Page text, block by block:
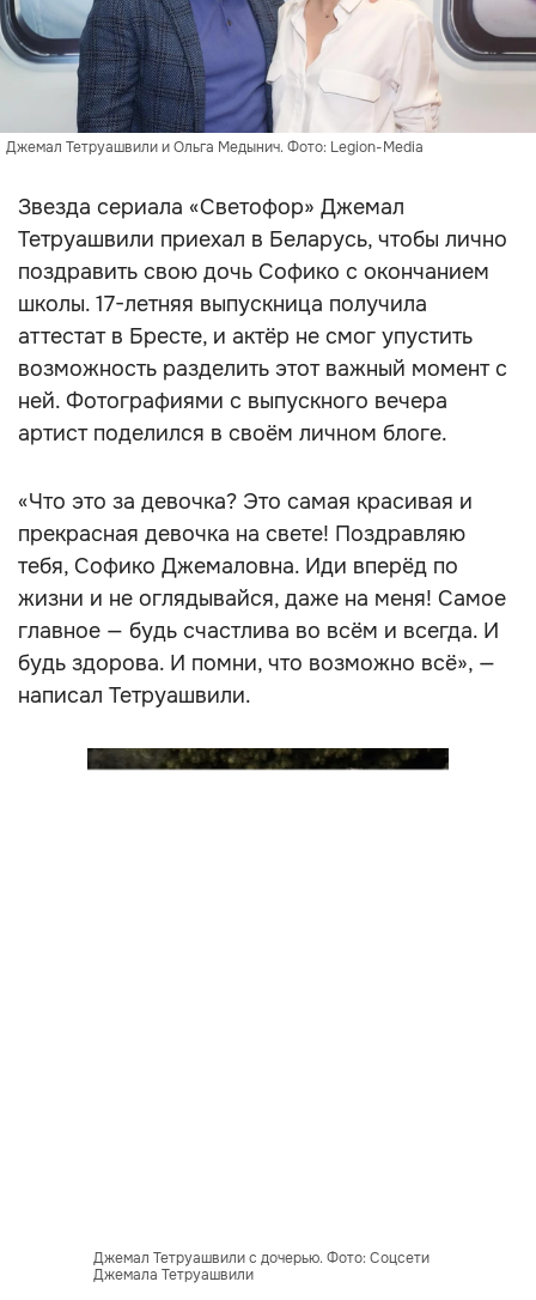
Джемал Тетруашвили и Ольга Медынич. Фото: Legion-Media
Звезда сериала «Светофор» Джемал
Тетруашвили приехал в Беларусь, чтобы лично
поздравить свою дочь Софико с окончанием
школы. 17-летняя выпускница получила
аттестат в Бресте, и актёр не смог упустить
возможность разделить этот важный момент с
ней. Фотографиями с выпускного вечера
артист поделился в своём личном блоге.
«Что это за девочка? Это самая красивая и
прекрасная девочка на свете! Поздравляю
тебя, Софико Джемаловна. Иди вперёд по
жизни и не оглядывайся, даже на меня! Самое
главное — будь счастлива во всём и всегда. И
будь здорова. И помни, что возможно всё», —
написал Тетруашвили.
Джемал Тетруашвили с дочерью. Фото: Соцсети
Джемала Тетруашвили